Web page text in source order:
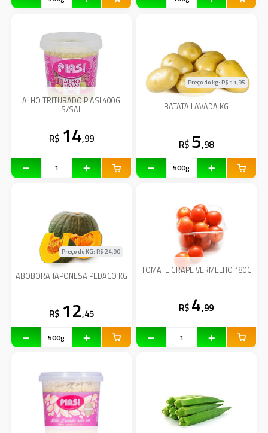
ALHO TRITURADO PIASI 400G
S/SAL
R$ 14,99
BATATA LAVADA KG
Preço do kg: R$ 11,95
R$ 5,98
ABOBORA JAPONESA PEDACO KG
Preço do KG: R$ 24,90
R$ 12,45
TOMATE GRAPE VERMELHO 180G
R$ 4,99